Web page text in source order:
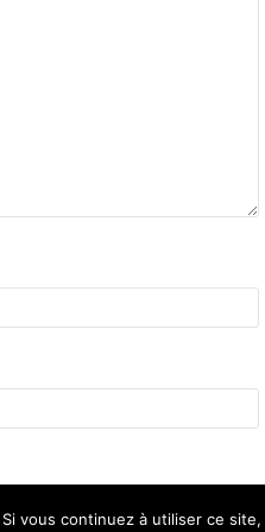
vous continuez à utiliser ce